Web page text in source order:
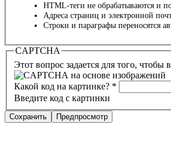
HTML-теги не обрабатываются и
Адреса страниц и электронной
Строки и параграфы переносятся
CAPTCHA
Этот вопрос задается для того,
Какой код на картинке? *
Введите код с картинки